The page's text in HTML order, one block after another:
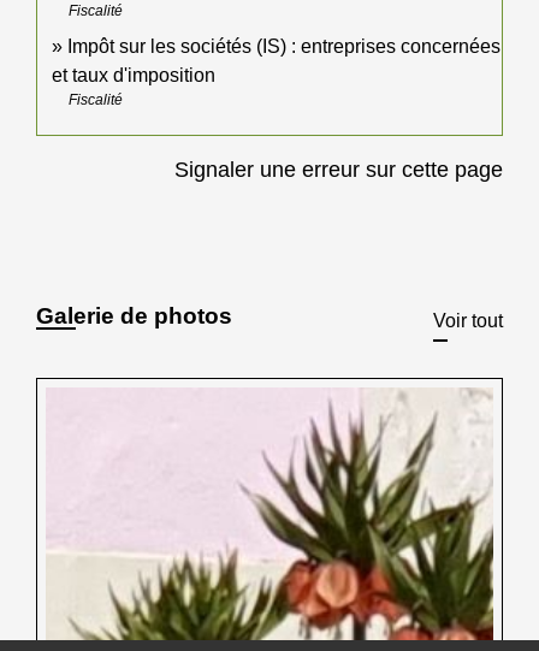
Fiscalité
Impôt sur les sociétés (IS) : entreprises concernées
et taux d'imposition
Fiscalité
Signaler une erreur sur cette page
Galerie de photos Voir tout